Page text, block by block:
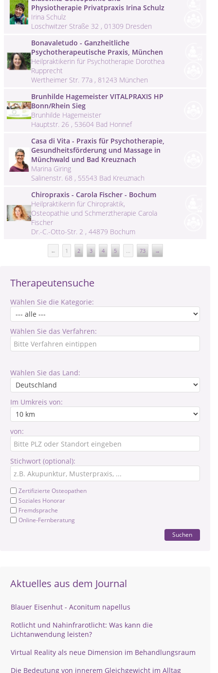
Therapeutensuche
Wählen Sie die Kategorie:
Wählen Sie das Verfahren:
Wählen Sie das Land:
Im Umkreis von:
von:
Stichwort (optional):
Zertifizierte Osteopathen
Soziales Honorar
Fremdsprache
Online-Fernberatung
Suchen
Aktuelles aus dem Journal
Blauer Eisenhut - Aconitum napellus
Rotlicht und Nahinfrarotlicht: Was kann die
Lichtanwendung leisten?
Virtual Reality als neue Dimension im Behandlungsraum
Die Bedeutung von innerem Gleichgewicht im Alltag
Physiotherapie Privatpraxis Irina Schulz
Irina Schulz
Loschwitzer Straße 32 , 01309 Dresden
Bonavaletudo - Ganzheitliche
Psychotherapeutische Praxis, München
Heilpraktikerin für Psychotherapie Dorothea
Rupprecht
Wertheimer Str. 77a , 81243 München
Brunhilde Hagemeister VITALPRAXIS HP
Bonn/Rhein Sieg
Brunhilde Hagemeister
Hauptstr. 26 , 53604 Bad Honnef
Casa di Vita - Praxis für Psychotherapie,
Gesundheitsförderung und Massage in
Münchwald und Bad Kreuznach
Marina Giring
Salinenstr. 68 , 55543 Bad Kreuznach
Chiropraxis - Carola Fischer - Bochum
Heilpraktikerin für Chiropraktik,
Osteopathie und Schmerztherapie Carola
Fischer
Dr.-C.-Otto-Str. 2 , 44879 Bochum
← 1 2 3 4 5 ... 73 →